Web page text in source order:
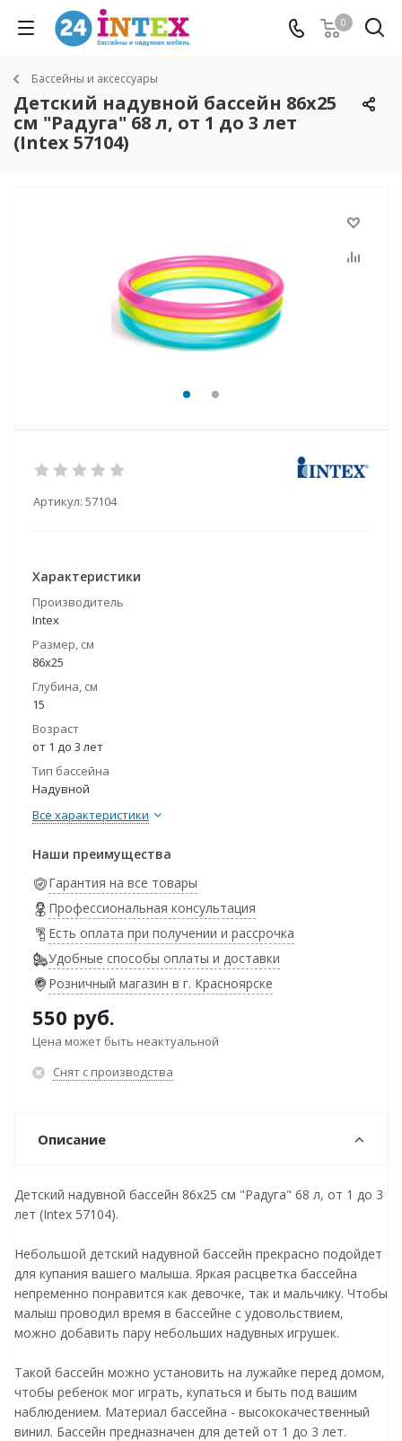
0
Бассейны и аксессуары
Детский надувной бассейн 86х25
см "Радуга" 68 л, от 1 до 3 лет
(Intex 57104)
Артикул: 57104
Характеристики
Производитель
Intex
Размер, см
86х25
Глубина, см
15
Возраст
от 1 до 3 лет
Тип бассейна
Надувной
Все характеристики
Наши преимущества
Гарантия на все товары
Профессиональная консультация
Есть оплата при получении и рассрочка
Удобные способы оплаты и доставки
Розничный магазин в г. Красноярске
550 руб.
Цена может быть неактуальной
Снят с производства
Описание
Детский надувной бассейн 86х25 см "Радуга" 68 л, от 1 до 3
лет (Intex 57104).
Небольшой детский надувной бассейн прекрасно подойдет
для купания вашего малыша. Яркая расцветка бассейна
непременно понравится как девочке, так и мальчику. Чтобы
малыш проводил время в бассейне с удовольствием,
можно добавить пару небольших надувных игрушек.
Такой бассейн можно установить на лужайке перед домом,
чтобы ребенок мог играть, купаться и быть под вашим
наблюдением. Материал бассейна - высококачественный
винил. Бассейн предназначен для детей от 1 до 3 лет.